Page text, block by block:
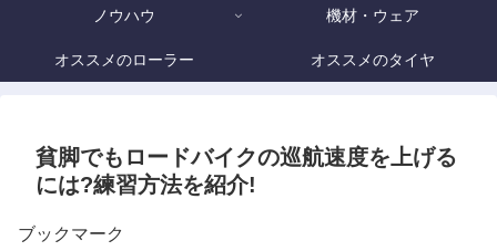
ノウハウ 機材・ウェア
オススメのローラー オススメのタイヤ
貧脚でもロードバイクの巡航速度を上げる
には?練習方法を紹介!
ブックマーク